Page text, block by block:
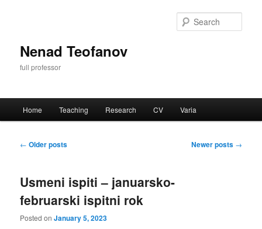
Nenad Teofanov
full professor
Home Teaching Research CV Varia
Post
← Older posts Newer posts →
Usmeni ispiti – januarsko-
februarski ispitni rok
Posted onJanuary 5, 2023